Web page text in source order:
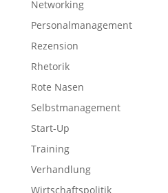
Networking
Personalmanagement
Rezension
Rhetorik
Rote Nasen
Selbstmanagement
Start-Up
Training
Verhandlung
Wirtschaftspolitik